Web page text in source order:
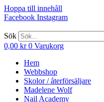
Hoppa till innehåll
Facebook Instagram
Sök
0,00 kr 0 Varukorg
Hem
Webbshop
Skolor / återförsäljare
Madelene Wolf
Nail Academy